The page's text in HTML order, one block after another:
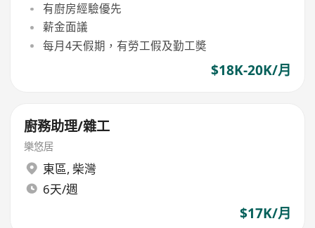
有廚房經驗優先
薪金面議
每月4天假期，有勞工假及勤工奬
$18K-20K/月
廚務助理/雜工
樂悠居
東區, 柴灣
6天/週
$17K/月